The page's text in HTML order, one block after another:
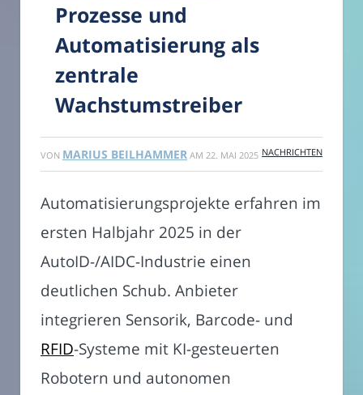
Prozesse und
Automatisierung als
zentrale
Wachstumstreiber
VON MARIUS BEILHAMMER AM 22. MAI 2025 NACHRICHTEN
Automatisierungsprojekte erfahren im
ersten Halbjahr 2025 in der
AutoID-/AIDC-Industrie einen
deutlichen Schub. Anbieter
integrieren Sensorik, Barcode- und
RFID-Systeme mit KI-gesteuerten
Robotern und autonomen